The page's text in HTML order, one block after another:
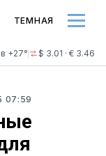
+27° $ 3.01 · € 3.46
ТЕМНАЯ
07:59